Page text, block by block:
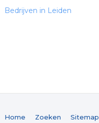
Bedrijven in Leiden
Home Zoeken Sitemap